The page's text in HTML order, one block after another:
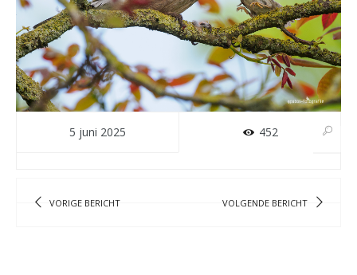
5 juni 2025 452
VORIGE BERICHT VOLGENDE BERICHT